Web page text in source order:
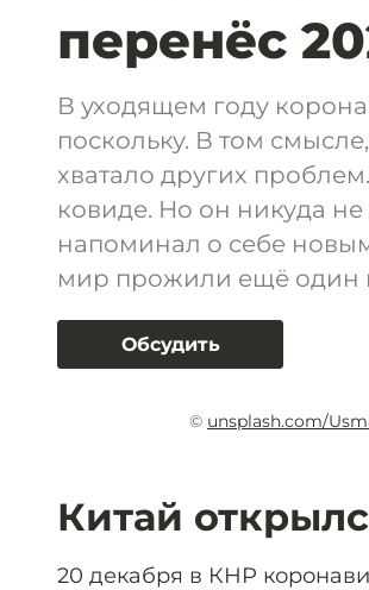
перенёс
В уходящем году
поскольку. В том
хватало других
ковиде. Но он никуда
напоминал о себе
мир прожили ещё один
Обсудить
© unsplash.com/
Китай
20 декабря в КНР